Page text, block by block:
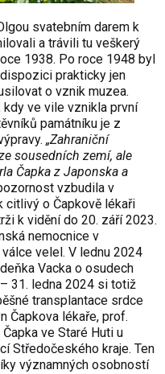
svatebním darem k
a trávili tu veškerý
1938. Po roce 1948 byl
prakticky jen
o vznik muzea.
ve vile vznikla první
památníku je z
„Zahraniční
sousedních zemí, ale
Čapka z Japonska a
vzbudila v
citlivý o Čapkově lékaři
k vidění do 20. září 2023.
nemocnice v
velel. V lednu 2024
Vacka o osudech
31. ledna 2024 si totiž
transplantace srdce
Čapkova lékaře, prof.
ve Staré Huti u
Středočeského kraje. Ten
významných osobností